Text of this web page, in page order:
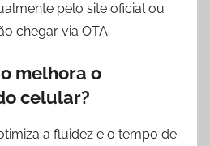
pelo site oficial ou
chegar via OTA.
melhora o
celular?
a fluidez e o tempo de